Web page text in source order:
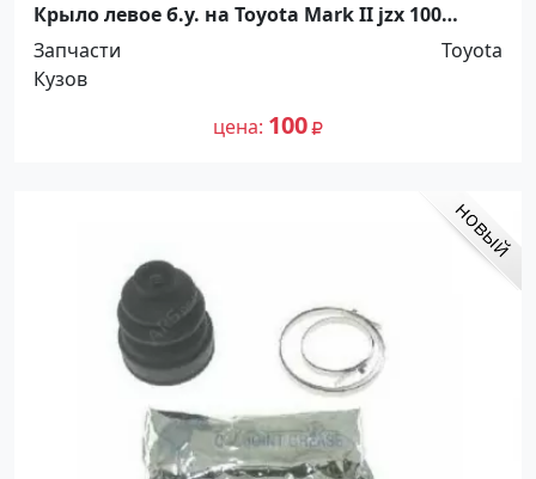
Крыло левое б.у. на Toyota Mark II jzx 100
Краснодар
Запчасти
Toyota
Кузов
цена 100